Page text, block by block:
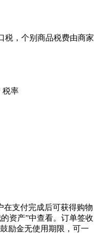
税，个别商品税费由商家
税率
在支付完成后可获得购物
资产”中查看。订单签收
励金无使用期限，可一